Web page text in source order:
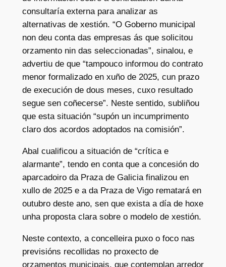
consultaría externa para analizar as
alternativas de xestión. “O Goberno municipal
non deu conta das empresas ás que solicitou
orzamento nin das seleccionadas”, sinalou, e
advertiu de que “tampouco informou do contrato
menor formalizado en xuño de 2025, cun prazo
de execución de dous meses, cuxo resultado
segue sen coñecerse”. Neste sentido, subliñou
que esta situación “supón un incumprimento
claro dos acordos adoptados na comisión”.
Abal cualificou a situación de “crítica e
alarmante”, tendo en conta que a concesión do
aparcadoiro da Praza de Galicia finalizou en
xullo de 2025 e a da Praza de Vigo rematará en
outubro deste ano, sen que exista a día de hoxe
unha proposta clara sobre o modelo de xestión.
Neste contexto, a concelleira puxo o foco nas
previsións recollidas no proxecto de
orzamentos municipais, que contemplan arredor